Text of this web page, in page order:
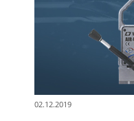
02.12.2019